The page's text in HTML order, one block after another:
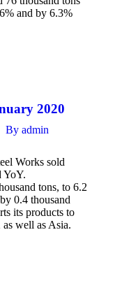
and by 6.3%
2020
By admin
Works sold
YoY.
tons, to 6.2
0.4 thousand
its products to
well as Asia.